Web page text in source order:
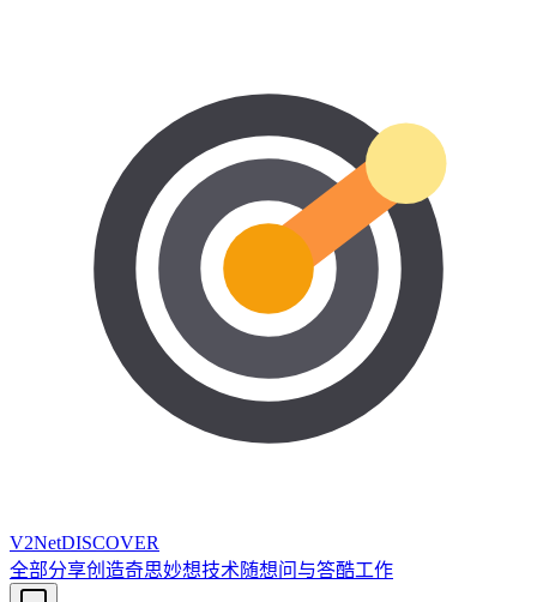
V2NetDISCOVER
全部分享创造奇思妙想技术随想问与答酷工作